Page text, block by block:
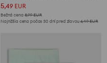
5,49 EUR
Bežná cena 8,99EUR
Najnižšia cena počas 30 dní pred zľavou6,49EUR